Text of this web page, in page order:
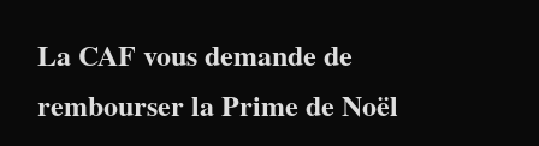
La CAF vous demande de
rembourser la Prime de Noël